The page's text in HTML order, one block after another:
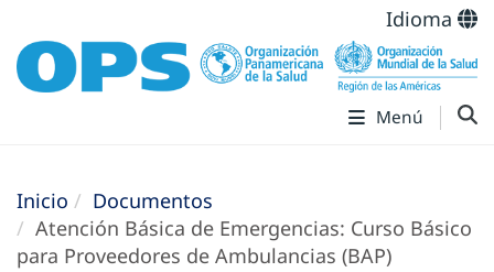
Idioma
Menú
Inicio
Documentos
Atención Básica de Emergencias: Curso Básico
para Proveedores de Ambulancias (BAP)